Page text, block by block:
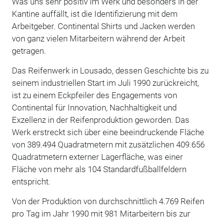
Kantine auffällt, ist die Identifizierung mit dem
Arbeitgeber. Continental Shirts und Jacken werden
von ganz vielen Mitarbeitern während der Arbeit
getragen.
Das Reifenwerk in Lousado, dessen Geschichte bis zu
seinem industriellen Start im Juli 1990 zurückreicht,
ist zu einem Eckpfeiler des Engagements von
Continental für Innovation, Nachhaltigkeit und
Exzellenz in der Reifenproduktion geworden. Das
Werk erstreckt sich über eine beeindruckende Fläche
von 389.494 Quadratmetern mit zusätzlichen 409.656
Quadratmetern externer Lagerfläche, was einer
Fläche von mehr als 104 Standardfußballfeldern
entspricht.
Von der Produktion von durchschnittlich 4.769 Reifen
pro Tag im Jahr 1990 mit 981 Mitarbeitern bis zur